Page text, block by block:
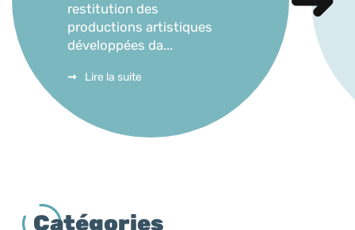
restitution des
productions artistiques
développées da...
Lire la suite
Catégories